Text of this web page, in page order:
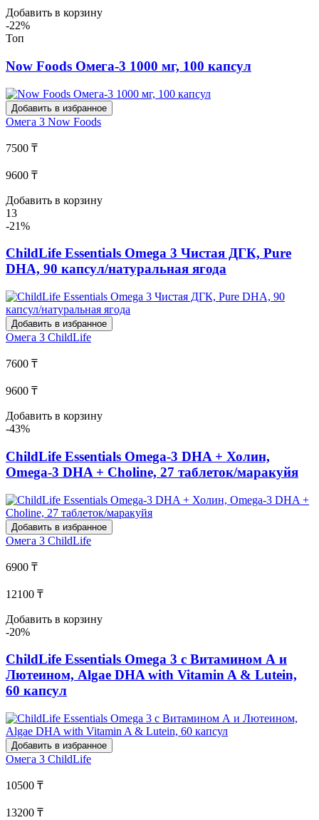
Добавить в корзину
-22%
Топ
Now Foods Омега-3 1000 мг, 100 капсул
Добавить в избранное
Омега 3 Now Foods
7500 ₸
9600 ₸
Добавить в корзину
13
-21%
ChildLife Essentials Omega 3 Чистая ДГК, Pure
DHA, 90 капсул/натуральная ягода
Добавить в избранное
Омега 3 ChildLife
7600 ₸
9600 ₸
Добавить в корзину
-43%
ChildLife Essentials Omega-3 DHA + Холин,
Omega-3 DHA + Choline, 27 таблеток/маракуйя
Добавить в избранное
Омега 3 ChildLife
6900 ₸
12100 ₸
Добавить в корзину
-20%
ChildLife Essentials Omega 3 с Витамином А и
Лютеином, Algae DHA with Vitamin A & Lutein,
60 капсул
Добавить в избранное
Омега 3 ChildLife
10500 ₸
13200 ₸